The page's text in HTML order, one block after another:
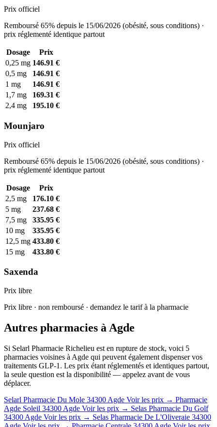
Prix officiel
Remboursé 65% depuis le 15/06/2026 (obésité, sous conditions) ·
prix réglementé identique partout
Dosage
Prix
0,25 mg 146.91 €
0,5 mg
146.91 €
1 mg
146.91 €
1,7 mg
169.31 €
2,4 mg
195.10 €
Mounjaro
Prix officiel
Remboursé 65% depuis le 15/06/2026 (obésité, sous conditions) ·
prix réglementé identique partout
Dosage
Prix
2,5 mg
176.10 €
5 mg
237.68 €
7,5 mg
335.95 €
10 mg
335.95 €
12,5 mg 433.80 €
15 mg
433.80 €
Saxenda
Prix libre
Prix libre · non remboursé · demandez le tarif à la pharmacie
Autres pharmacies à Agde
Si Selarl Pharmacie Richelieu est en rupture de stock, voici 5
pharmacies voisines à Agde qui peuvent également dispenser vos
traitements GLP-1. Les prix étant réglementés et identiques partout,
la seule question est la disponibilité — appelez avant de vous
déplacer.
Selarl Pharmacie Du Mole 34300 Agde Voir les prix → Pharmacie
Agde Soleil 34300 Agde Voir les prix → Selas Pharmacie Du Golf
34300 Agde Voir les prix → Selas Pharmacie De L'Oliveraie 34300